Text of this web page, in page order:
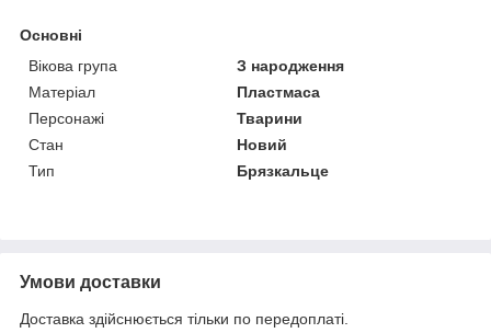
Основні
Вікова група
З народження
Матеріал
Пластмаса
Персонажі
Тварини
Стан
Новий
Тип
Брязкальце
Умови доставки
Доставка здійснюється тільки по передоплаті.